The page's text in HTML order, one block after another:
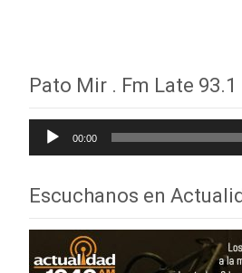
Pato Mir . Fm Late 93.1
Reproductor
de
00:00
Escuchanos en